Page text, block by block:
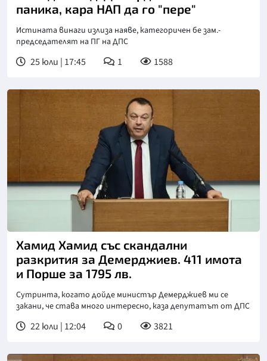
паника, кара НАП да го "пере"
Истината винаги излиза наяве, категоричен бе зам.-
председателят на ПГ на ДПС
25 юли | 17:45 1 1588
Хамид Хамид със скандални
разкрития за Демерджиев. 411 имота
и Порше за 1795 лв.
Сутринта, когато дойде министър Демерджиев ми се
закани, че става много интересно, каза депутатът от ДПС
22 юли | 12:04 0 3821